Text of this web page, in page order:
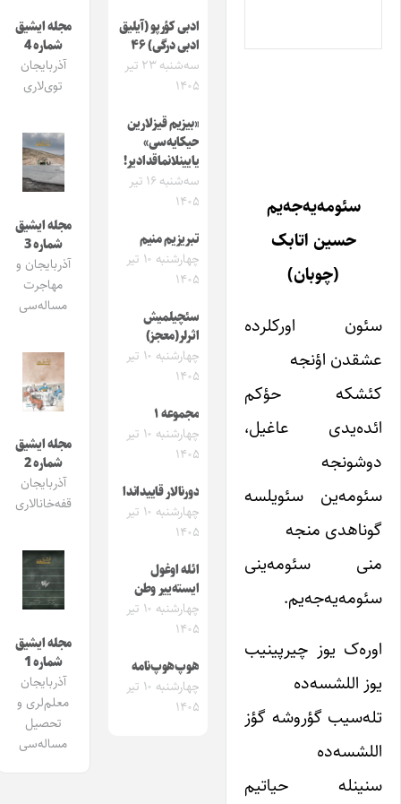
سئومه‌یه‌جه‌یم
حسین اتابک
(چوبان)
سئون اورکلرده
عشقدن اؤنجه
کئشکه حؤکم
ائده‌یدی عاغیل،
دوشونجه
سئومه‌ین سئویلسه
گوناهدی منجه
منی سئومه‌ینی
سئومه‌یه‌جه‌یم.
اوره‌ک یوز چیرپینیب
یوز اللشسه‌ده
تله‌سیب گؤروشه گؤز
اللشسه‌ده
سنینله حیاتیم
ادبی کؤرپو (آیلیق
ادبی درگی) ۴۶
سه‌شنبه ۲۳ تیر
۱۴۰۵
«بیزیم قیزلارین
حیکایه‌سی»
یایینلانماقدادیر!
سه‌شنبه ۱۶ تیر
۱۴۰۵
تبریزیم منیم
چهارشنبه ۱۰ تیر
۱۴۰۵
سئچیلمیش
اثرلر(معجز)
چهارشنبه ۱۰ تیر
۱۴۰۵
مجموعه ۱
چهارشنبه ۱۰ تیر
۱۴۰۵
دورنالار قاییداندا
چهارشنبه ۱۰ تیر
۱۴۰۵
ائله اوغول
ایسته‌ییر وطن
چهارشنبه ۱۰ تیر
۱۴۰۵
هوپ‌هوپ‌نامه
چهارشنبه ۱۰ تیر
۱۴۰۵
مجله ایشیق
شماره 4
آذربایجان
توی‌لاری
مجله ایشیق
شماره 3
آذربایجان و
مهاجرت
مساله‌سی
مجله ایشیق
شماره 2
آذربایجان
قفه‌خانالاری
مجله ایشیق
شماره 1
آذربایجان
معلم‌لری و
تحصیل
مساله‌سی